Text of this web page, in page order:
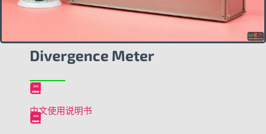
Divergence Meter
中文使用说明书